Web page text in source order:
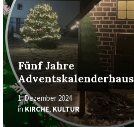
Fünf Jahre
Adventskalenderhaus
1. Dezember 2024
in KIRCHE, KULTUR